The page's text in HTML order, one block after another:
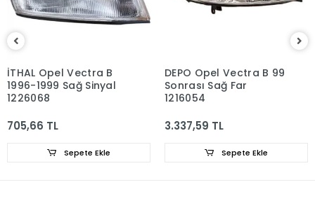
İTHAL Opel Vectra B
1996-1999 Sağ Sinyal
1226068
705,66 TL
Sepete Ekle
DEPO Opel Vectra B 99
Sonrası Sağ Far
1216054
3.337,59 TL
Sepete Ekle